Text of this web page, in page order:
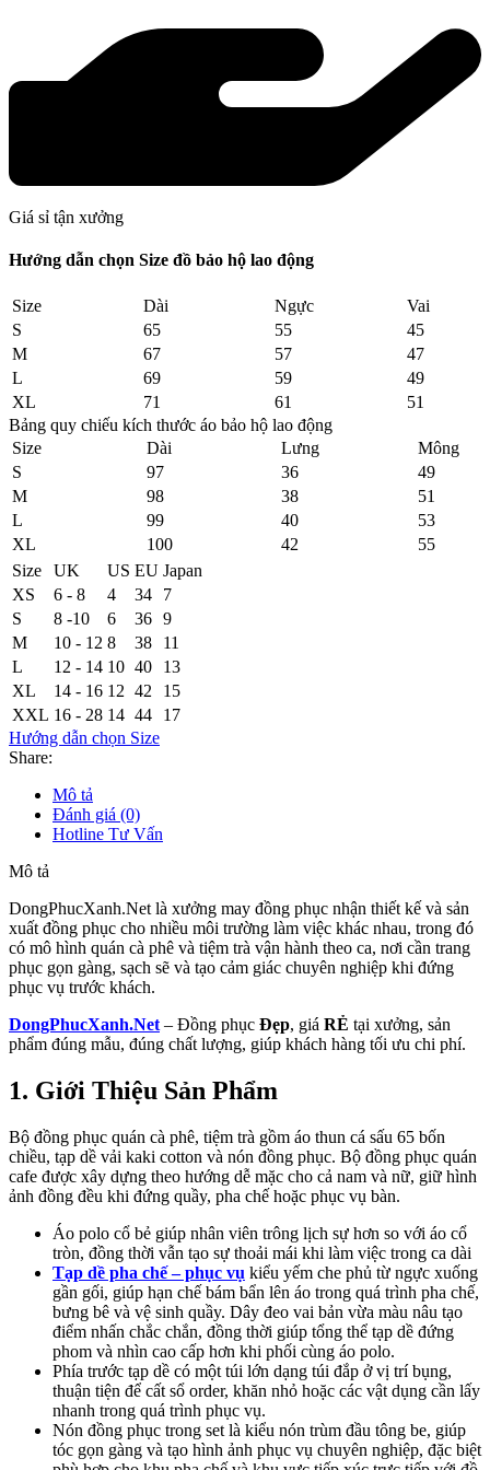
Giá sỉ tận xưởng
Hướng dẫn chọn Size đồ bảo hộ lao động
Size Dài Ngực
Vai
S
65 55
45
M
67 57
47
L
69 59
49
XL
71 61
51
Bảng quy chiếu kích thước áo bảo hộ lao động
Size
Dài Lưng
Mông
S
97 36
49
M
98 38
51
L
99 40
53
XL
100 42
55
Size
UK US EU Japan
XS
6 - 8 4 34
7
S
8 -10 6 36 9
M
10 - 12 8 38
11
L
12 - 14 10 40
13
XL
14 - 16 12 42
15
XXL 16 - 28 14 44
17
Hướng dẫn chọn Size
Share:
Mô tả
Đánh giá (0)
Hotline Tư Vấn
Mô tả
DongPhucXanh.Net là xưởng may đồng phục nhận thiết kế và sản
xuất đồng phục cho nhiều môi trường làm việc khác nhau, trong đó
có mô hình quán cà phê và tiệm trà vận hành theo ca, nơi cần trang
phục gọn gàng, sạch sẽ và tạo cảm giác chuyên nghiệp khi đứng
phục vụ trước khách.
DongPhucXanh.Net – Đồng phục Đẹp, giá RẺ tại xưởng, sản
phẩm đúng mẫu, đúng chất lượng, giúp khách hàng tối ưu chi phí.
1. Giới Thiệu Sản Phẩm
Bộ đồng phục quán cà phê, tiệm trà gồm áo thun cá sấu 65 bốn
chiều, tạp dề vải kaki cotton và nón đồng phục. Bộ đồng phục quán
cafe được xây dựng theo hướng dễ mặc cho cả nam và nữ, giữ hình
ảnh đồng đều khi đứng quầy, pha chế hoặc phục vụ bàn.
Áo polo cổ bẻ giúp nhân viên trông lịch sự hơn so với áo cổ
tròn, đồng thời vẫn tạo sự thoải mái khi làm việc trong ca dài
Tạp dề pha chế – phục vụ kiểu yếm che phủ từ ngực xuống
gần gối, giúp hạn chế bám bẩn lên áo trong quá trình pha chế,
bưng bê và vệ sinh quầy. Dây đeo vai bản vừa màu nâu tạo
điểm nhấn chắc chắn, đồng thời giúp tổng thể tạp dề đứng
phom và nhìn cao cấp hơn khi phối cùng áo polo.
Phía trước tạp dề có một túi lớn dạng túi đắp ở vị trí bụng,
thuận tiện để cất sổ order, khăn nhỏ hoặc các vật dụng cần lấy
nhanh trong quá trình phục vụ.
Nón đồng phục trong set là kiểu nón trùm đầu tông be, giúp
tóc gọn gàng và tạo hình ảnh phục vụ chuyên nghiệp, đặc biệt